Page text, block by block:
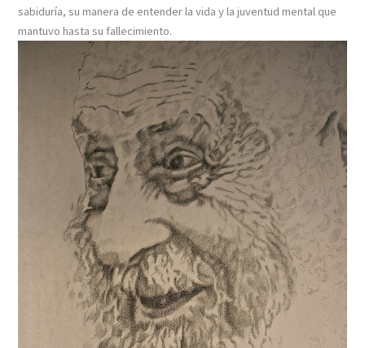
sabiduría, su manera de entender la vida y la juventud mental que
mantuvo hasta su fallecimiento.